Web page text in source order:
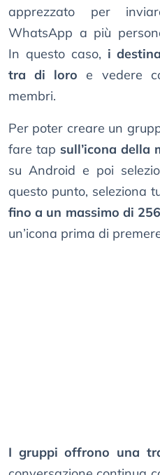
apprezzato per
WhatsApp a più
In questo caso, i
tra di loro e vedere
membri.
Per poter creare un
fare tap sull’icona della
su Android e poi
questo punto, seleziona
fino a un massimo di 256
un’icona prima di
I gruppi offrono una